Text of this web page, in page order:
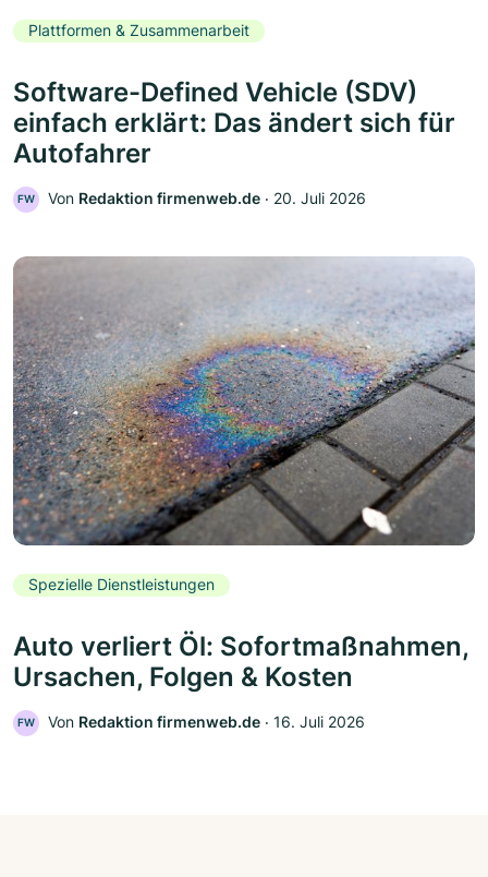
Plattformen & Zusammenarbeit
Software-Defined Vehicle (SDV)
einfach erklärt: Das ändert sich für
Autofahrer
FW Von Redaktion firmenweb.de ‧ 20. Juli 2026
Spezielle Dienstleistungen
Auto verliert Öl: Sofortmaßnahmen,
Ursachen, Folgen & Kosten
FW Von Redaktion firmenweb.de ‧ 16. Juli 2026